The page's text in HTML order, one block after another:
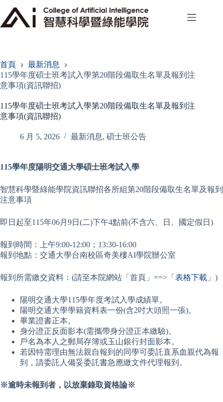
至
主
首頁
最新消息
115學年度碩士班考試入學第20階段備取生名單及報到注
意事項(資訊聯招)
115學年度碩士班考試入學第20階段備取生名單及報到注
意事項(資訊聯招)
6 月 5, 2026 最新消息, 碩士班公告
115學年度陽明交通大學碩士班考試入學
智慧科學暨綠能學院資訊聯招各所組第20階段備取生名單及報到
注意事項
即日起至115年06月9日(二)下午4點前(不含六、日、國定假日)
報到時間：上午9:00-12:00；13:30-16:00
報到地點：交通大學台南校區奇美樓AI學院辦公室
報到所需繳交資料：(請至本院網站「首頁」==>「 表格下載 」)
陽明交通大學115學年度考試入學成績單。
陽明交通大學學籍資料表一份(含2吋大頭照一張)。
畢業證書正本。
身分證正反面影本(需攜帶身分證正本繳驗)。
戶名為本人之郵局存簿或玉山銀行封面影本。
若因特需理由無法親自報到的同學可委託直系血親代為報
到，請委託人備妥委託書急應繳文件代理報到。
※逾時未報到者，以放棄錄取資格論※